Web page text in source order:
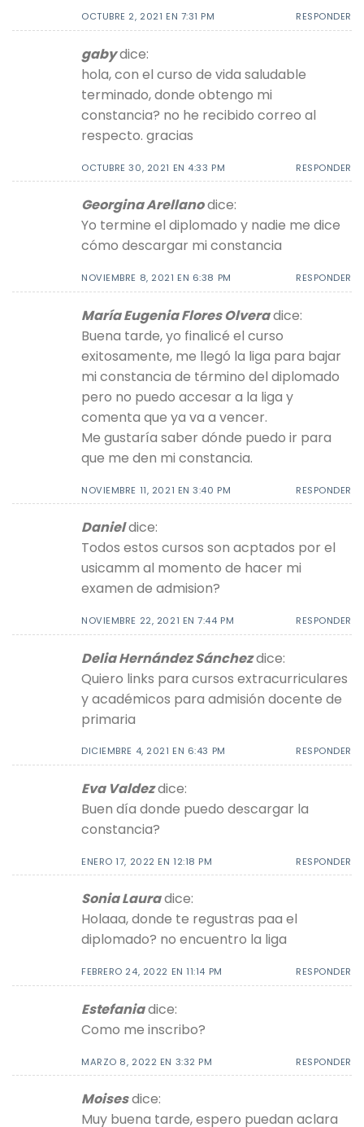
OCTUBRE 2, 2021 EN 7:31 PM RESPONDER
gabydice:
hola, con el curso de vida saludable
terminado, donde obtengo mi
constancia? no he recibido correo al
respecto. gracias
OCTUBRE 30, 2021 EN 4:33 PM RESPONDER
Georgina Arellanodice:
Yo termine el diplomado y nadie me dice
cómo descargar mi constancia
NOVIEMBRE 8, 2021 EN 6:38 PM RESPONDER
María Eugenia Flores Olveradice:
Buena tarde, yo finalicé el curso
exitosamente, me llegó la liga para bajar
mi constancia de término del diplomado
pero no puedo accesar a la liga y
comenta que ya va a vencer.
Me gustaría saber dónde puedo ir para
que me den mi constancia.
NOVIEMBRE 11, 2021 EN 3:40 PM RESPONDER
Danieldice:
Todos estos cursos son acptados por el
usicamm al momento de hacer mi
examen de admision?
NOVIEMBRE 22, 2021 EN 7:44 PM RESPONDER
Delia Hernández Sánchezdice:
Quiero links para cursos extracurriculares
y académicos para admisión docente de
primaria
DICIEMBRE 4, 2021 EN 6:43 PM RESPONDER
Eva Valdezdice:
Buen día donde puedo descargar la
constancia?
ENERO 17, 2022 EN 12:18 PM RESPONDER
Sonia Lauradice:
Holaaa, donde te regustras paa el
diplomado? no encuentro la liga
FEBRERO 24, 2022 EN 11:14 PM RESPONDER
Estefaniadice:
Como me inscribo?
MARZO 8, 2022 EN 3:32 PM RESPONDER
Moisesdice:
Muy buena tarde, espero puedan aclara